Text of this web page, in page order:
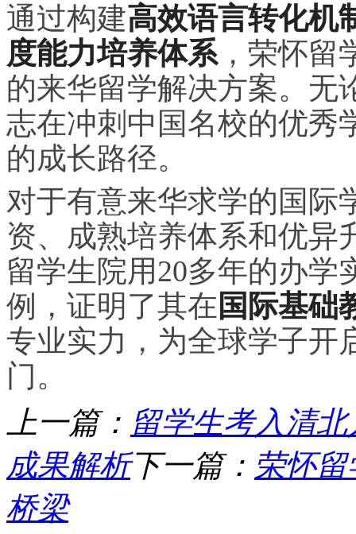
通过构建高效语言转化机
度能力培养体系，荣怀留
的来华留学解决方案。无
志在冲刺中国名校的优秀
的成长路径。
对于有意来华求学的国际
资、成熟培养体系和优异
留学生院用20多年的办学
例，证明了其在 国际基础
专业实力，为全球学子开
门。
上一篇： 留学生考入清
成果解析下一篇： 荣怀
桥梁